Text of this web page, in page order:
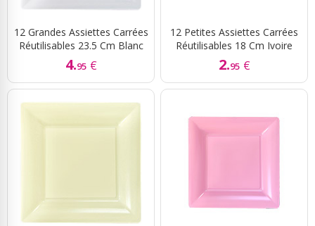
12 Grandes Assiettes Carrées
Réutilisables 23.5 Cm Blanc
4.95 €
12 Petites Assiettes Carrées
Réutilisables 18 Cm Ivoire
2.95 €